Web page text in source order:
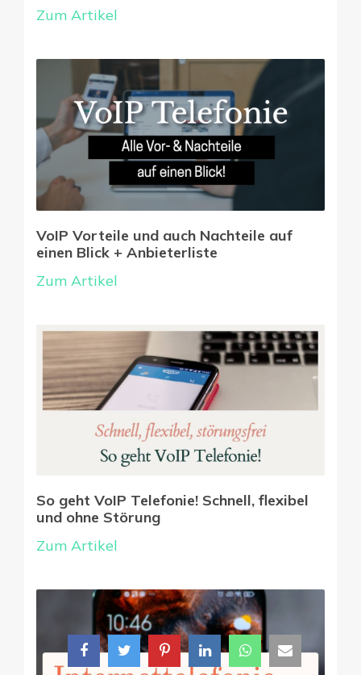
Zum Artikel
VoIP Vorteile und auch Nachteile auf
einen Blick + Anbieterliste
Zum Artikel
So geht VoIP Telefonie! Schnell, flexibel
und ohne Störung
Zum Artikel